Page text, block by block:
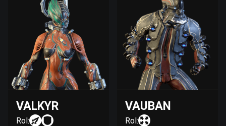
VALKYR
Rol:
VAUBAN
Rol: